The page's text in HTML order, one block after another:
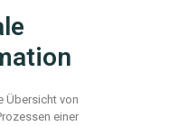
Übersicht von
einer